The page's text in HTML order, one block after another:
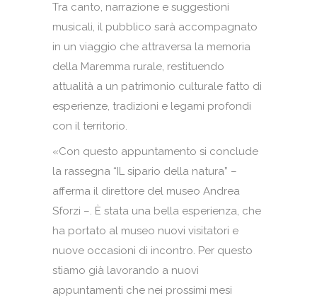
Tra canto, narrazione e suggestioni
musicali, il pubblico sarà accompagnato
in un viaggio che attraversa la memoria
della Maremma rurale, restituendo
attualità a un patrimonio culturale fatto di
esperienze, tradizioni e legami profondi
con il territorio.
«Con questo appuntamento si conclude
la rassegna “IL sipario della natura” –
afferma il direttore del museo Andrea
Sforzi –. È stata una bella esperienza, che
ha portato al museo nuovi visitatori e
nuove occasioni di incontro. Per questo
stiamo già lavorando a nuovi
appuntamenti che nei prossimi mesi